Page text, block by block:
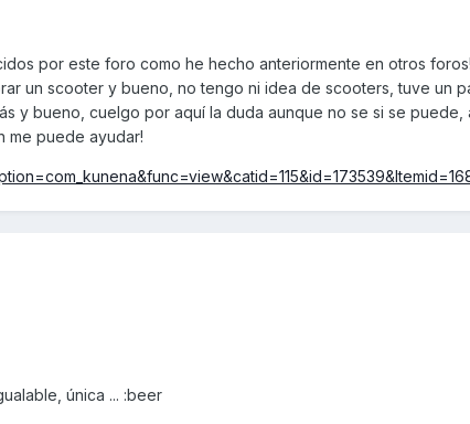
por este foro como he hecho anteriormente en otros
un scooter y bueno, no tengo ni idea de scooters, tuve un
y bueno, cuelgo por aquí la duda aunque no se si se puede,
me puede ayudar!
única ... :beer